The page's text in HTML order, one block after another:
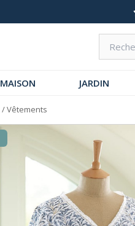
MAISON JARDIN
/Vêtements